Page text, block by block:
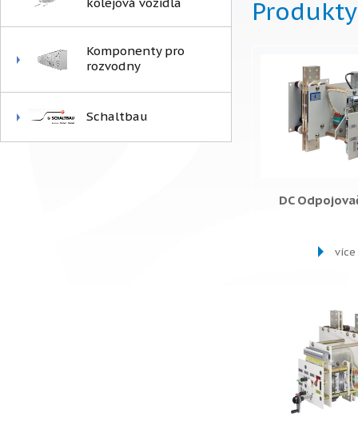
Komponenty pro
rozvodny
Schaltbau
Produkty
DC
více